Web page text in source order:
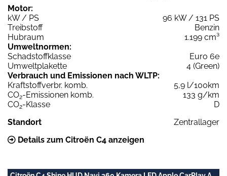
Motor:
kW / PS
96 kW / 131 PS
Treibstoff
Benzin
Hubraum
1.199 cm³
Umweltnormen:
Schadstoffklasse
Euro 6e
Umweltplakette
4 (Green)
Verbrauch und Emissionen nach WLTP:
Kraftstoffverbr. komb.
5,9 l/100km
CO2-Emissionen komb.
133 g/km
CO2-Klasse
D
Standort
Zentrallager
Details zum Citroën C4 anzeigen